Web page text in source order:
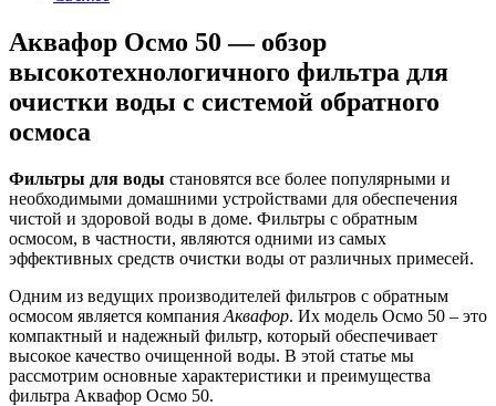
Аквафор Осмо 50 — обзор
высокотехнологичного фильтра для
очистки воды с системой обратного
осмоса
Фильтры для воды становятся все более популярными и
необходимыми домашними устройствами для обеспечения
чистой и здоровой воды в доме. Фильтры с обратным
осмосом, в частности, являются одними из самых
эффективных средств очистки воды от различных примесей.
Одним из ведущих производителей фильтров с обратным
осмосом является компания Аквафор. Их модель Осмо 50 – это
компактный и надежный фильтр, который обеспечивает
высокое качество очищенной воды. В этой статье мы
рассмотрим основные характеристики и преимущества
фильтра Аквафор Осмо 50.